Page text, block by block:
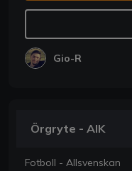
Gio-R
Örgryte - AIK
Fotboll - Allsvenskan